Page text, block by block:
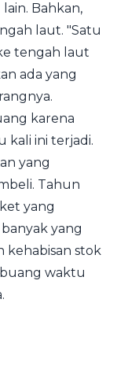
Bahkan,
laut. "Satu
tengah laut
ada yang
karena
kali ini terjadi.
yang
Tahun
yang
yang
kehabisan stok
waktu